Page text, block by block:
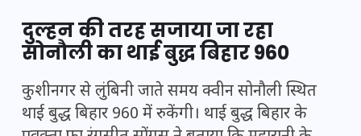
दुल्हन की तरह सजाया जा रहा
सोनौली का थाई बुद्ध बिहार 960
कुशीनगर से लुंबिनी जाते समय क्वीन सोनौली स्थित
थाई बुद्ध बिहार 960 में रुकेंगी। थाई बुद्ध बिहार के